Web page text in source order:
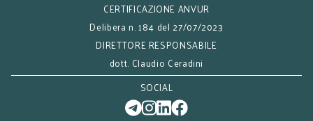
CERTIFICAZIONE ANVUR
Delibera n. 184 del 27/07/2023
DIRETTORE RESPONSABILE
dott. Claudio Ceradini
SOCIAL